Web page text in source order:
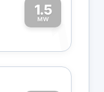
1.5
MW1